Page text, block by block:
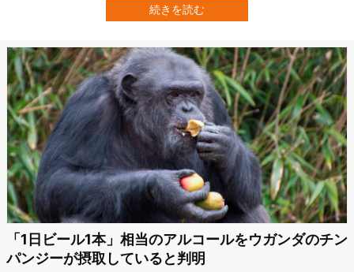
アメリカのカリフォルニア大学バークレー校（UCB）の研究チーム
は、花の蜜に微量のアルコールが広く含まれていること、そしてハ
続きを読む
「1日ビール1本」相当のアルコールをウガンダのチン
パンジーが摂取していると判明